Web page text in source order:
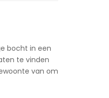
bocht in een
te vinden
van om